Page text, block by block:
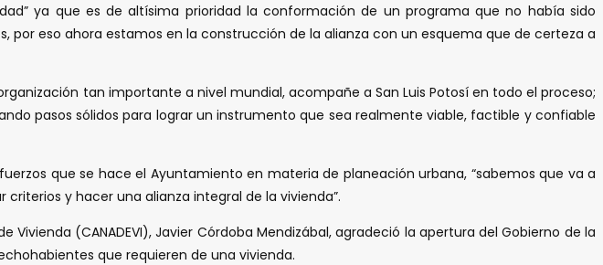
ya que es de altísima prioridad la conformación de un programa que no había sido
por eso ahora estamos en la construcción de la alianza con un esquema que de certeza a
tan importante a nivel mundial, acompañe a San Luis Potosí en todo el proceso;
pasos sólidos para lograr un instrumento que sea realmente viable, factible y confiable
que se hace el Ayuntamiento en materia de planeación urbana, “sabemos que va a
y hacer una alianza integral de la vivienda”.
(CANADEVI), Javier Córdoba Mendizábal, agradeció la apertura del Gobierno de la
que requieren de una vivienda.